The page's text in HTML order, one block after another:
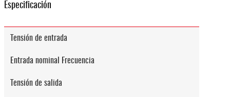
Especificación
Tensión de entrada
Entrada nominal Frecuencia
Tensión de salida